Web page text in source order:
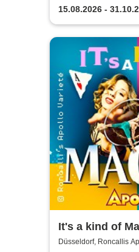
15.08.2026 -
It's a kind of
Roncalli's
Düsseldorf, Roncallis